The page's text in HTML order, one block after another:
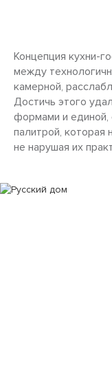
Концепция кухни-
между
камерной,
Достичь этого
формами и единой,
палитрой, которая
не нарушая их